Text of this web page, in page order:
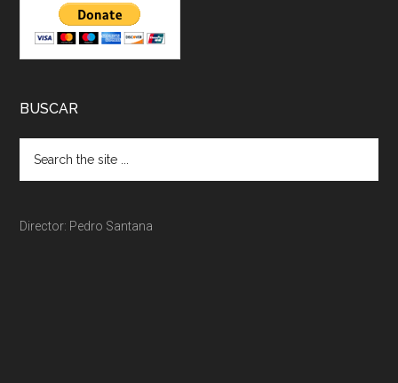
BUSCAR
Director: Pedro Santana